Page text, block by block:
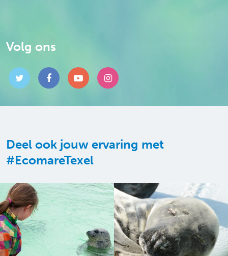
Volg ons
Deel ook jouw ervaring met
#EcomareTexel